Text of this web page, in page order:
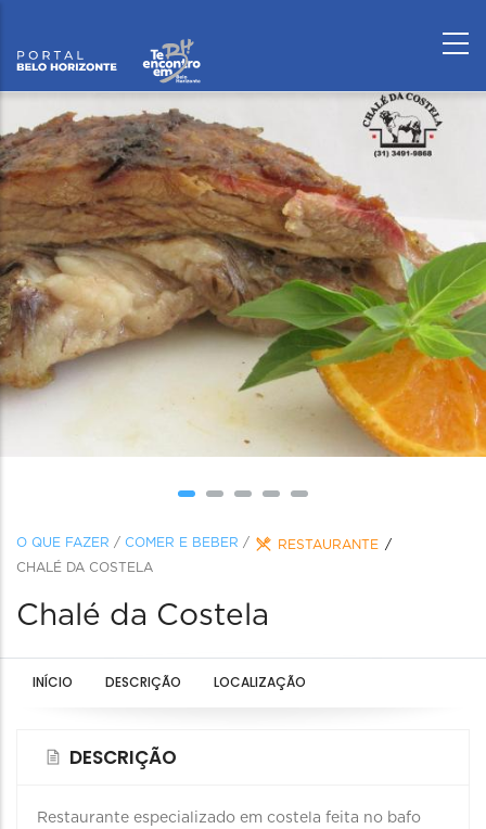
O QUE FAZER / COMER E BEBER /
RESTAURANTE
CHALÉ DA COSTELA
Chalé da Costela
INÍCIO DESCRIÇÃO LOCALIZAÇÃO
DESCRIÇÃO
Restaurante especializado em costela feita no bafo